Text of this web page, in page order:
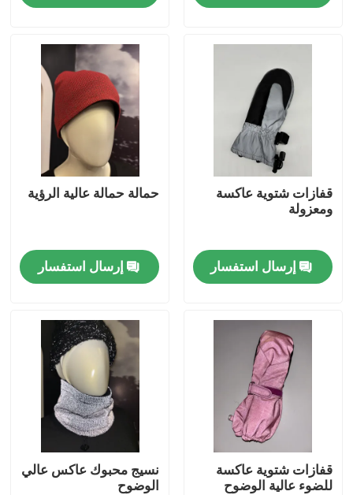
المنتجات
حول بنا
جولة في المعمل
اتصل بنا
جميع القضايا
طلب اقتباس
نسيج عاكس
قفازات شتوية عاكسة
ومعزولة
إرسال استفسار
حمالة حمالة عالية الرؤية
إرسال استفسار
قفازات شتوية عاكسة
للضوء عالية الوضوح
نسيج محبوك عاكس عالي
الوضوح